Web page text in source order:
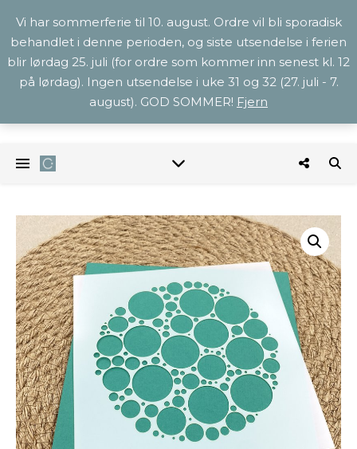
Vi har sommerferie til 10. august. Ordre vil bli sporadisk
behandlet i denne perioden, og siste utsendelse i ferien
blir lørdag 25. juli (for ordre som kommer inn senest kl. 12
på lørdag). Ingen utsendelse i uke 31 og 32 (27. juli - 7.
august). GOD SOMMER! Fjern